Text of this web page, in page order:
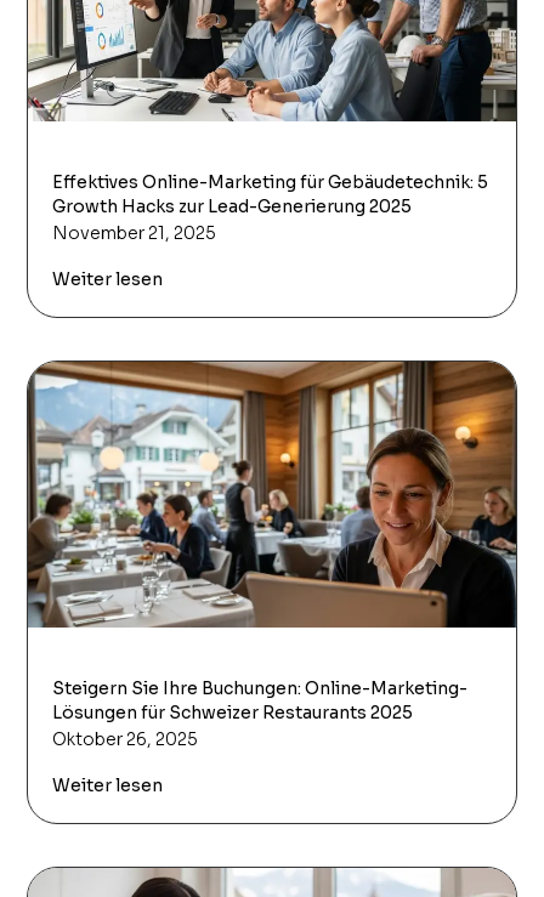
Effektives Online-Marketing für Gebäudetechnik: 5
Growth Hacks zur Lead-Generierung 2025
November 21, 2025
Weiter lesen
Steigern Sie Ihre Buchungen: Online-Marketing-
Lösungen für Schweizer Restaurants 2025
Oktober 26, 2025
Weiter lesen